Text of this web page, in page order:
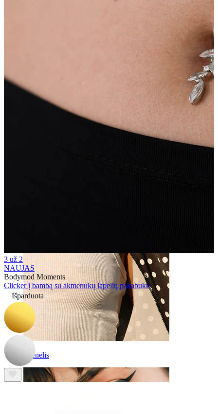
Spenelis
3 už 2
NAUJAS
Bodymod Moments
Clicker į bambą su akmenukų lapelių pakabuku
Išparduota